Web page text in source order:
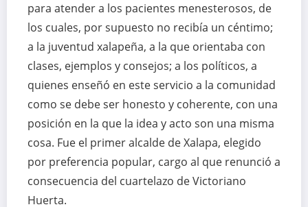
para atender a los pacientes menesterosos, de
los cuales, por supuesto no recibía un céntimo;
a la juventud xalapeña, a la que orientaba con
clases, ejemplos y consejos; a los políticos, a
quienes enseñó en este servicio a la comunidad
como se debe ser honesto y coherente, con una
posición en la que la idea y acto son una misma
cosa. Fue el primer alcalde de Xalapa, elegido
por preferencia popular, cargo al que renunció a
consecuencia del cuartelazo de Victoriano
Huerta.